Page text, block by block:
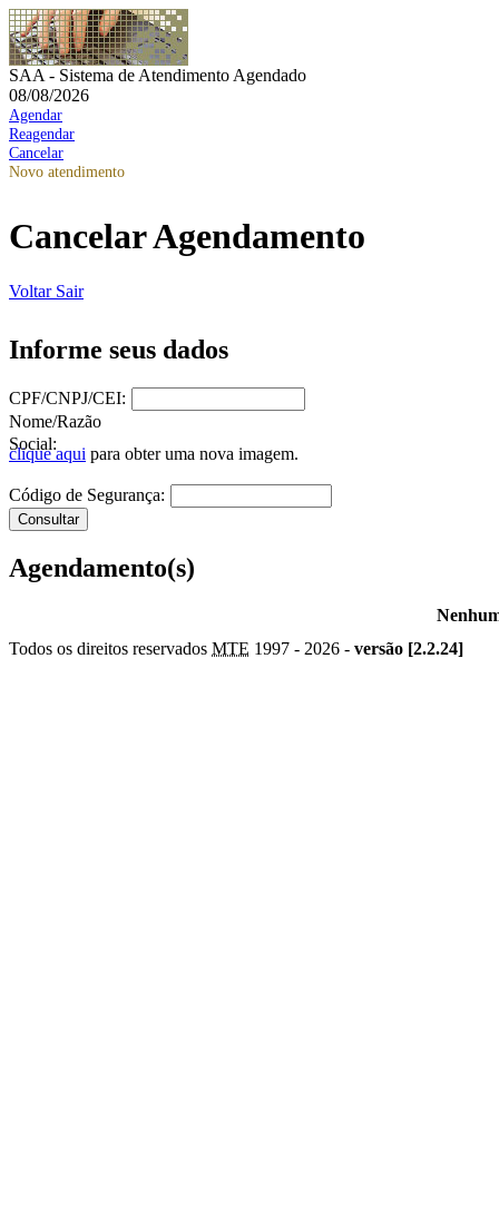
SAA - Sistema de Atendimento Agendado
08/08/2026
Agendar
Reagendar
Cancelar
Novo atendimento
Cancelar Agendamento
Voltar Sair
Informe seus dados
CPF/CNPJ/CEI:
Nome/Razão
Social:
clique aqui para obter uma nova imagem.
Código de Segurança:
Agendamento(s)
Todos os direitos reservados MTE 1997 - 2026 - versão [2.2.24]